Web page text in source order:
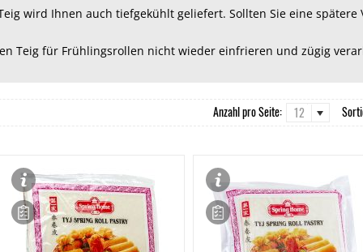
wird Ihnen auch tiefgekühlt geliefert. Sollten Sie eine
Teig für Frühlingsrollen nicht wieder einfrieren und zügig
Anzahl pro Seite: 12